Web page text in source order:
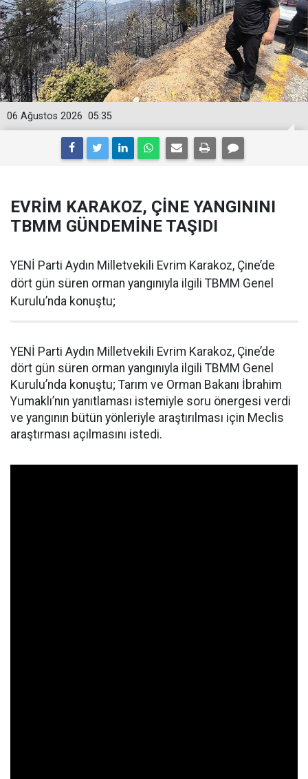
05:35
06 Ağustos 2026
EVRİM KARAKOZ, ÇİNE YANGININI
TBMM GÜNDEMİNE TAŞIDI
YENİ Parti Aydın Milletvekili Evrim Karakoz, Çine’de
dört gün süren orman yangınıyla ilgili TBMM Genel
Kurulu’nda konuştu;
YENİ Parti Aydın Milletvekili Evrim Karakoz, Çine’de
dört gün süren orman yangınıyla ilgili TBMM Genel
Kurulu’nda konuştu; Tarım ve Orman Bakanı İbrahim
Yumaklı’nın yanıtlaması istemiyle soru önergesi verdi
ve yangının bütün yönleriyle araştırılması için Meclis
araştırması açılmasını istedi.